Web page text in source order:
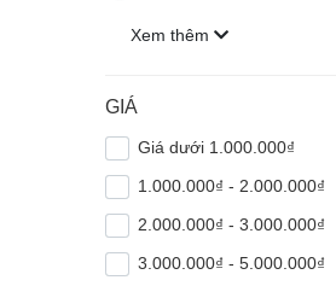
Xem thêm
GIÁ
Giá dưới 1.000.000₫
1.000.000₫ - 2.000.000₫
2.000.000₫ - 3.000.000₫
3.000.000₫ - 5.000.000₫